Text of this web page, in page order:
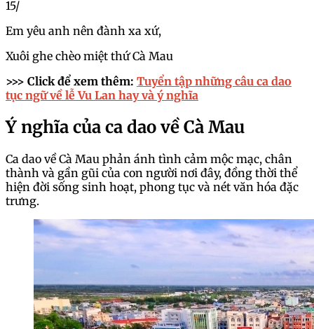
15/
Em yêu anh nên đành xa xứ,
Xuôi ghe chèo miệt thứ Cà Mau
>>> Click để xem thêm: Tuyển tập những câu ca dao
tục ngữ về lễ Vu Lan hay và ý nghĩa
Ý nghĩa của ca dao về Cà Mau
Ca dao về Cà Mau phản ánh tình cảm mộc mạc, chân
thành và gần gũi của con người nơi đây, đồng thời thể
hiện đời sống sinh hoạt, phong tục và nét văn hóa đặc
trưng.